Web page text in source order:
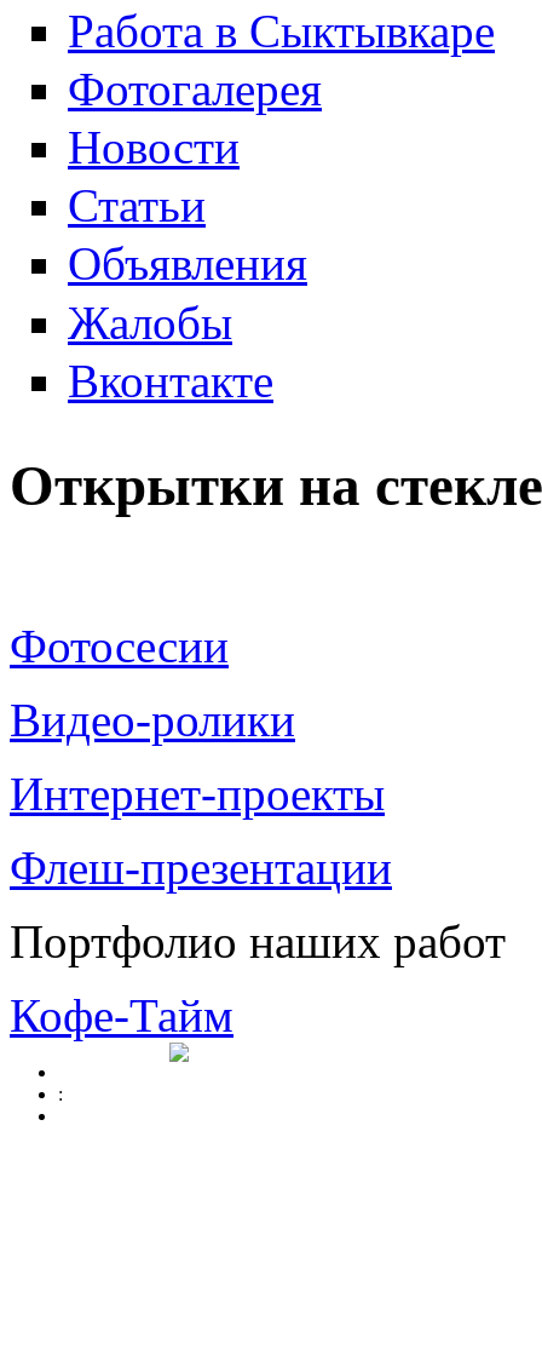
Работа в Сыктывкаре
Фотогалерея
Новости
Статьи
Объявления
Жалобы
Вконтакте
Открытки на
Фотосесии
Видео-ролики
Интернет-проекты
Флеш-презентации
Портфолио наших работ
Кофе-Тайм
: